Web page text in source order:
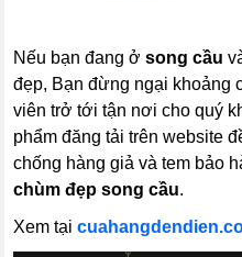
Nếu bạn đang ởsong cầu
đẹp, Bạn đừng ngại khoảng
viên trở tới tận nơi cho quý
phẩm đăng tải trên website
chống hàng giả và tem bảo
chùm đẹpsong cầu.
Xem tại